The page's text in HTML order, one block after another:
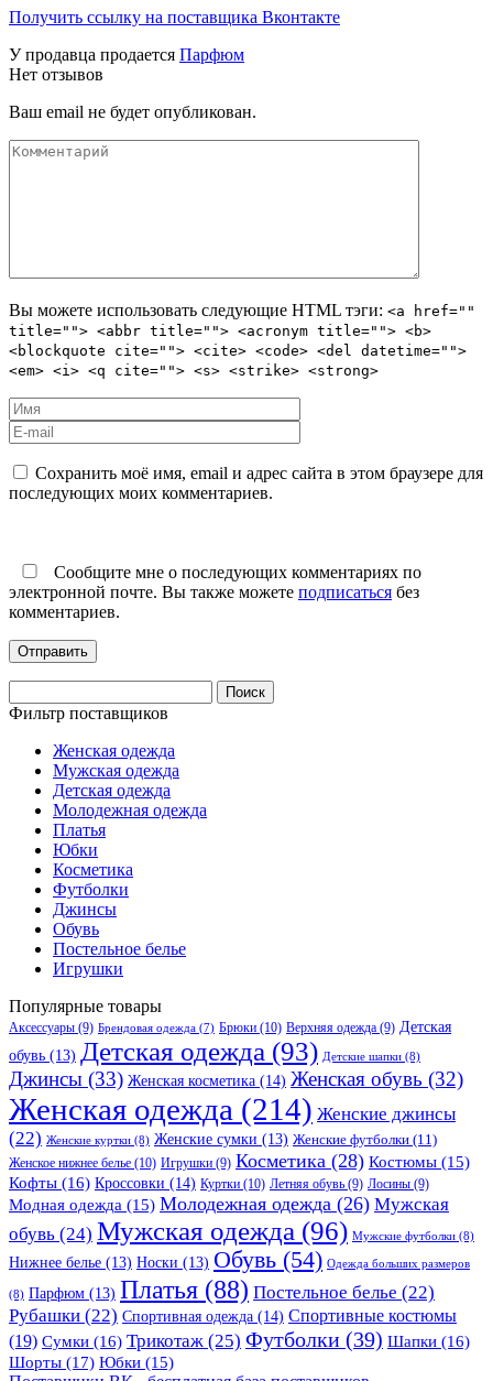
Получить ссылку на поставщика Вконтакте
У продавца продается Парфюм
Нет отзывов
Ваш email не будет опубликован.
Вы можете использовать следующие HTML тэги: <a href=""
title=""> <abbr title=""> <acronym title=""> <b>
<blockquote cite=""> <cite> <code> <del datetime="">
<em> <i> <q cite=""> <s> <strike> <strong>
Сохранить моё имя, email и адрес сайта в этом браузере для
последующих моих комментариев.
Сообщите мне о последующих комментариях по
электронной почте. Вы также можете подписаться без
комментариев.
Фильтр поставщиков
Женская одежда
Мужская одежда
Детская одежда
Молодежная одежда
Платья
Юбки
Косметика
Футболки
Джинсы
Обувь
Постельное белье
Игрушки
Популярные товары
Аксессуары (9) Брендовая одежда (7) Брюки (10) Верхняя одежда (9) Детская
обувь (13) Детская одежда (93) Детские шапки (8)
Джинсы (33) Женская косметика (14) Женская обувь (32)
Женская одежда (214) Женские джинсы
(22) Женские куртки (8) Женские сумки (13) Женские футболки (11)
Женское нижнее белье (10) Игрушки (9) Косметика (28) Костюмы (15)
Кофты (16) Кроссовки (14) Куртки (10) Летняя обувь (9) Лосины (9)
Модная одежда (15) Молодежная одежда (26) Мужская
обувь (24) Мужская одежда (96) Мужские футболки (8)
Нижнее белье (13) Носки (13) Обувь (54) Одежда больших размеров
(8) Парфюм (13) Платья (88) Постельное белье (22)
Рубашки (22) Спортивная одежда (14) Спортивные костюмы
(19) Сумки (16) Трикотаж (25) Футболки (39) Шапки (16)
Шорты (17) Юбки (15)